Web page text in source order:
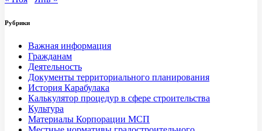
Рубрики
Важная информация
Гражданам
Деятельность
Документы территориального планирования
История Карабулака
Калькулятор процедур в сфере строительства
Культура
Материалы Корпорации МСП